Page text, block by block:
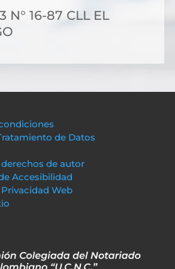
N° 16-87 CLL EL
de Datos
derechos de autor
Accesibilidad
Web